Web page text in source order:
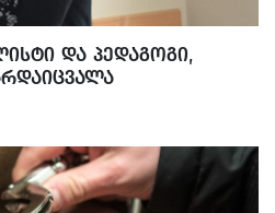
ᲓᲐ ᲞᲔᲓᲐᲒᲝᲒᲘ,